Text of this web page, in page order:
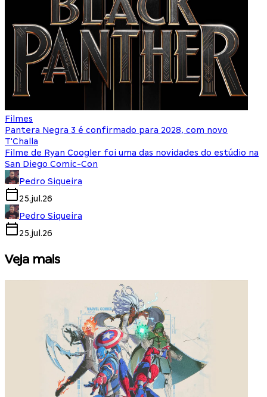
Filmes
Pantera Negra 3 é confirmado para 2028, com novo
T'Challa
Filme de Ryan Coogler foi uma das novidades do estúdio na
San Diego Comic-Con
Pedro Siqueira
25.jul.26
Pedro Siqueira
25.jul.26
Veja mais